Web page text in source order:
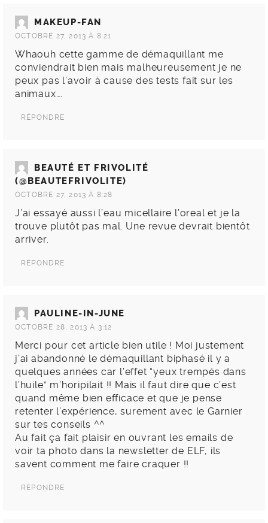
MAKEUP-FAN
OCTOBRE 27, 2013 À 8:21
Whaouh cette gamme de démaquillant me
conviendrait bien mais malheureusement je ne
peux pas l’avoir à cause des tests fait sur les
animaux….
RÉPONDRE
BEAUTÉ ET FRIVOLITÉ
(@BEAUTEFRIVOLITE)
OCTOBRE 27, 2013 À 8:28
J’ai essayé aussi l’eau micellaire l’oreal et je la
trouve plutôt pas mal. Une revue devrait bientôt
arriver.
RÉPONDRE
PAULINE-IN-JUNE
OCTOBRE 28, 2013 À 3:12
Merci pour cet article bien utile ! Moi justement
j’ai abandonné le démaquillant biphasé il y a
quelques années car l’effet “yeux trempés dans
l’huile” m’horipilait !! Mais il faut dire que c’est
quand même bien efficace et que je pense
retenter l’expérience, surement avec le Garnier
sur tes conseils ^^
Au fait ça fait plaisir en ouvrant les emails de
voir ta photo dans la newsletter de ELF, ils
savent comment me faire craquer !!
RÉPONDRE